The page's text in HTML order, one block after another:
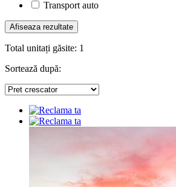
Transport auto
Total unitați găsite: 1
Sortează după: